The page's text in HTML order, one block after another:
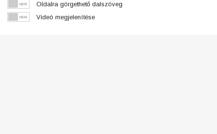
Oldalra görgethető dalszöveg
Videó megjelenítése